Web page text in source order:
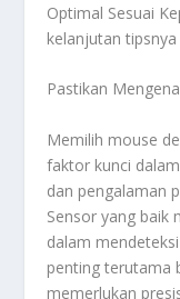
Optimal Sesuai
kelanjutan tipsnya
Pastikan
Memilih mouse
faktor kunci
dan pengalaman
Sensor yang baik
dalam
penting terutama
memerlukan